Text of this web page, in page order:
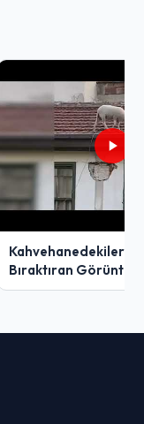
Kahvehanedekiler
Bıraktıran Görüntü!